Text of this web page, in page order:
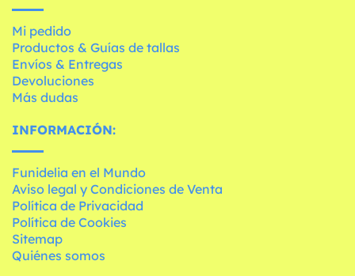
Mi pedido
Productos & Guías de tallas
Envíos & Entregas
Devoluciones
Más dudas
INFORMACIÓN:
Funidelia en el Mundo
Aviso legal y Condiciones de Venta
Política de Privacidad
Política de Cookies
Sitemap
Quiénes somos